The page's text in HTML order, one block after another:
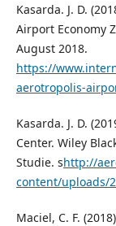
Kasarda. J. D.
Airport Economy
August 2018.
https://
aerotropolis-
Kasarda. J. D.
Center. Wiley
Studie. shttp://
content/uploads/
Maciel, C. F.